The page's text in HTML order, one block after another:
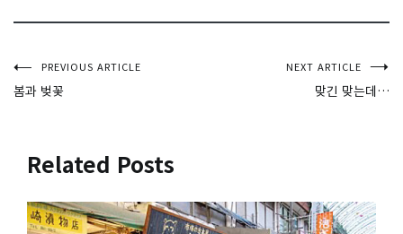
글
색
PREVIOUS ARTICLE
봄과 벚꽃
NEXT ARTICLE
맞긴 맞는데…
Related Posts